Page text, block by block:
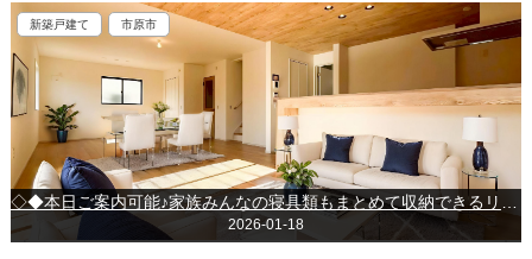
新築戸建て 市原市
2026-01-18